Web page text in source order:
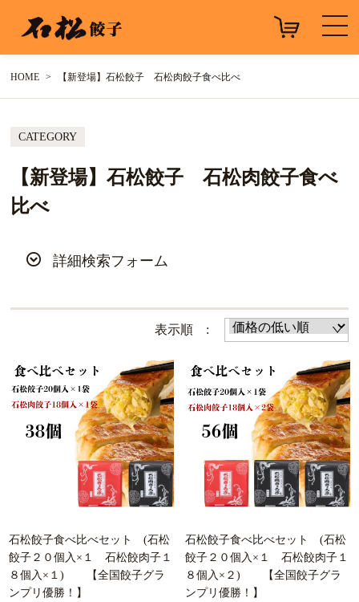
HOME 【新登場】石松餃子 石松肉餃子食べ比べ
CATEGORY
【新登場】石松餃子 石松肉餃子食べ
比べ
詳細検索フォーム
表示順 :
石松餃子食べ比べセット (石松
餃子２０個入×１ 石松餃肉子１
８個入×１) 【全国餃子グラ
ンプリ優勝！】
石松餃子食べ比べセット (石松
餃子２０個入×１ 石松餃肉子１
８個入×２) 【全国餃子グラ
ンプリ優勝！】